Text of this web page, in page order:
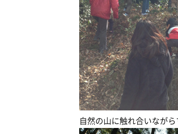
自然の山に触れ合いなが